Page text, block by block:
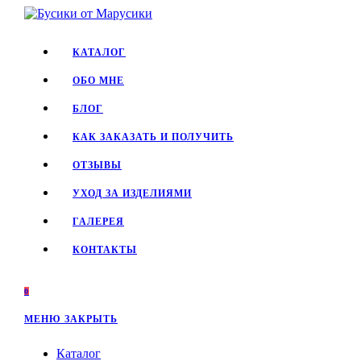
Перейти
КАТАЛОГ
ОБО МНЕ
БЛОГ
КАК ЗАКАЗАТЬ И ПОЛУЧИТЬ
ОТЗЫВЫ
УХОД ЗА ИЗДЕЛИЯМИ
ГАЛЕРЕЯ
КОНТАКТЫ
0
МЕНЮ ЗАКРЫТЬ
Каталог